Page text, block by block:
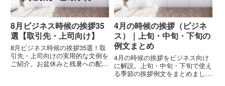
8月ビジネス時候の挨拶35
選【取引先・上司向け】
8月ビジネス時候の挨拶35選！取
引先・上司向けの実用的な文例を
ご紹介。お盆休みと残暑への配慮
4月の時候の挨拶（ビジネ
ス）｜上旬・中旬・下旬の
例文まとめ
4月の時候の挨拶をビジネス向け
に解説。上旬・中旬・下旬で使え
る季節の挨拶例文をまとめまし